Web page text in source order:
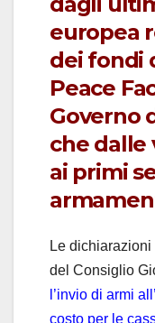
europea
dei fondi
Peace
Governo
che dalle
ai primi
Le
del Consiglio
l’invio di armi
costo per le